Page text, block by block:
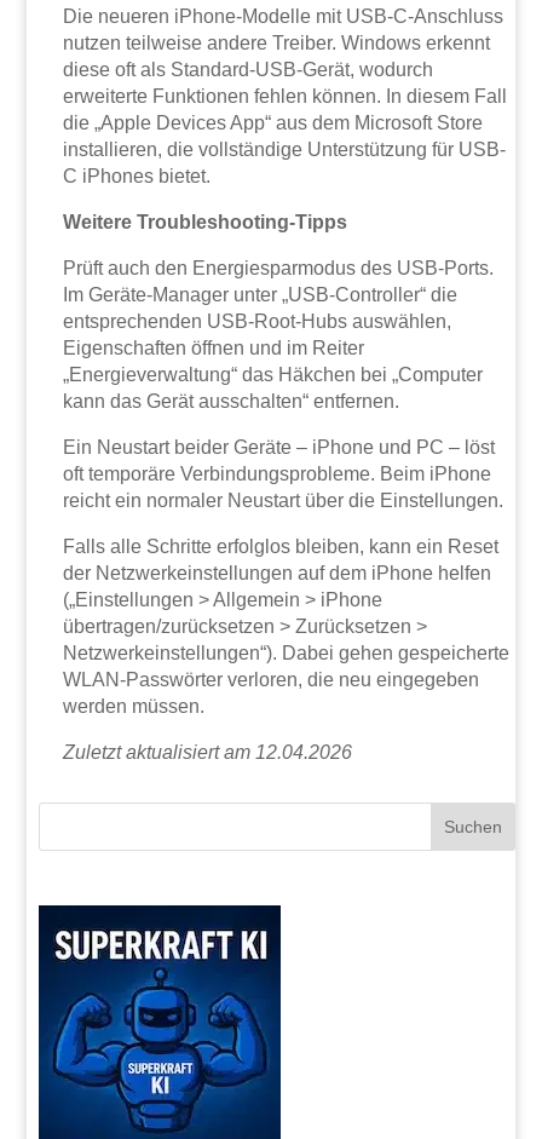
Die neueren iPhone-Modelle mit USB-C-Anschluss
nutzen teilweise andere Treiber. Windows erkennt
diese oft als Standard-USB-Gerät, wodurch
erweiterte Funktionen fehlen können. In diesem Fall
die „Apple Devices App“ aus dem Microsoft Store
installieren, die vollständige Unterstützung für USB-
C iPhones bietet.
Weitere Troubleshooting-Tipps
Prüft auch den Energiesparmodus des USB-Ports.
Im Geräte-Manager unter „USB-Controller“ die
entsprechenden USB-Root-Hubs auswählen,
Eigenschaften öffnen und im Reiter
„Energieverwaltung“ das Häkchen bei „Computer
kann das Gerät ausschalten“ entfernen.
Ein Neustart beider Geräte – iPhone und PC – löst
oft temporäre Verbindungsprobleme. Beim iPhone
reicht ein normaler Neustart über die Einstellungen.
Falls alle Schritte erfolglos bleiben, kann ein Reset
der Netzwerkeinstellungen auf dem iPhone helfen
(„Einstellungen > Allgemein > iPhone
übertragen/zurücksetzen > Zurücksetzen >
Netzwerkeinstellungen“). Dabei gehen gespeicherte
WLAN-Passwörter verloren, die neu eingegeben
werden müssen.
Zuletzt aktualisiert am 12.04.2026